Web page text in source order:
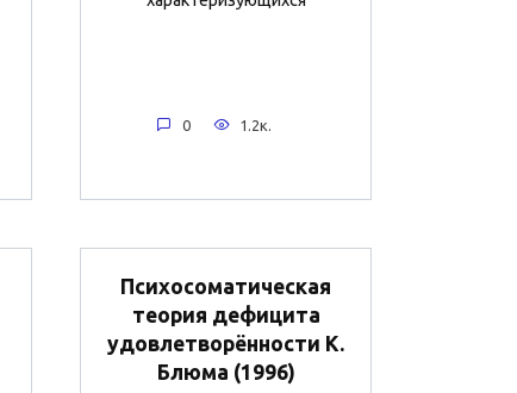
0 1.2к.
Психосоматическая
теория дефицита
удовлетворённости К.
Блюма (1996)